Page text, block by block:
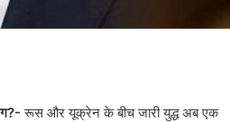
रूस और यूक्रेन के बीच जारी युद्ध अब एक